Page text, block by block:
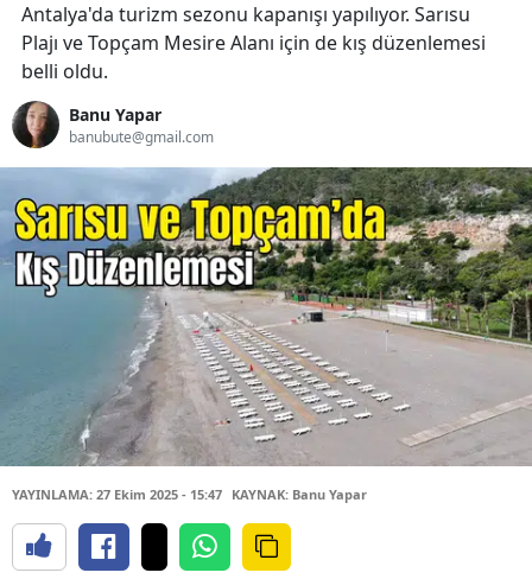
Antalya'da turizm sezonu kapanışı yapılıyor. Sarısu
Plajı ve Topçam Mesire Alanı için de kış düzenlemesi
belli oldu.
Banu Yapar
banubute@gmail.com
YAYINLAMA: 27 Ekim 2025 - 15:47 KAYNAK: Banu Yapar